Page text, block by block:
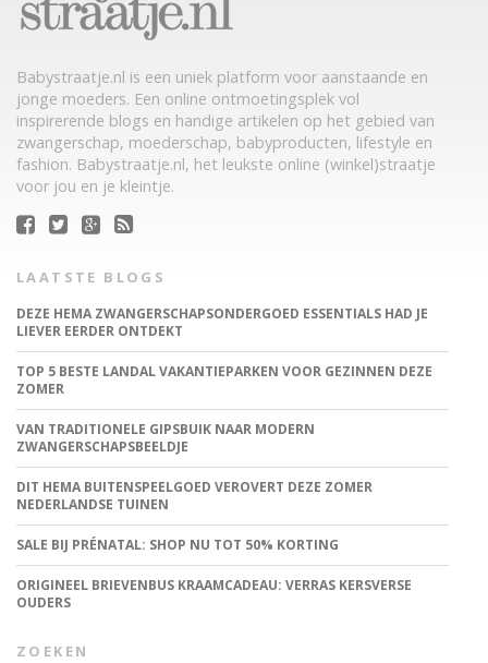
Babystraatje.nl is een uniek platform voor aanstaande en
jonge moeders. Een online ontmoetingsplek vol
inspirerende blogs en handige artikelen op het gebied van
zwangerschap, moederschap, babyproducten, lifestyle en
fashion. Babystraatje.nl, het leukste online (winkel)straatje
voor jou en je kleintje.
LAATSTE BLOGS
DEZE HEMA ZWANGERSCHAPSONDERGOED ESSENTIALS HAD JE
LIEVER EERDER ONTDEKT
TOP 5 BESTE LANDAL VAKANTIEPARKEN VOOR GEZINNEN DEZE
ZOMER
VAN TRADITIONELE GIPSBUIK NAAR MODERN
ZWANGERSCHAPSBEELDJE
DIT HEMA BUITENSPEELGOED VEROVERT DEZE ZOMER
NEDERLANDSE TUINEN
SALE BIJ PRÉNATAL: SHOP NU TOT 50% KORTING
ORIGINEEL BRIEVENBUS KRAAMCADEAU: VERRAS KERSVERSE
OUDERS
ZOEKEN